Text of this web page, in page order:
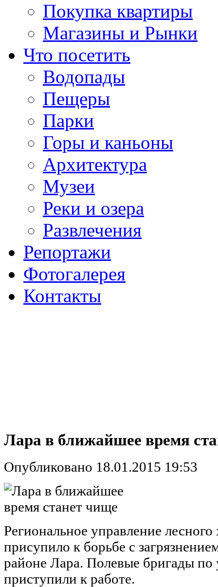
Покупка квартиры
Магазины и Рынки
Что посетить
Водопады
Пещеры
Парки
Горы и каньоны
Архитектура
Музеи
Реки и озера
Развлечения
Репортажи
Фотогалерея
Контакты
Лара в ближайшее время
Опубликовано 18.01.2015 19:53
Региональное управление
присупило к борьбе с
районе Лара. Полевые бригады по
приступили к работе.